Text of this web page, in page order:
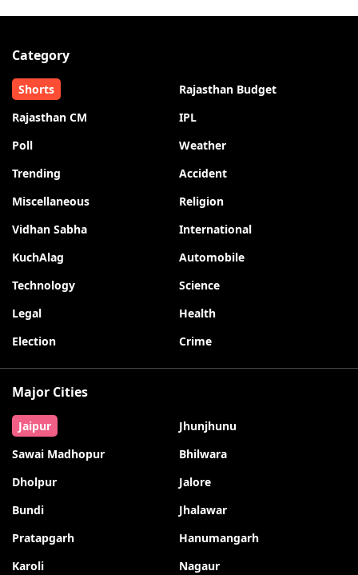
Category
Shorts
Rajasthan Budget
Rajasthan CM
IPL
Poll
Weather
Trending
Accident
Miscellaneous
Religion
Vidhan Sabha
International
KuchAlag
Automobile
Technology
Science
Legal
Health
Election
Crime
Major Cities
Jaipur
Jhunjhunu
Sawai Madhopur
Bhilwara
Dholpur
Jalore
Bundi
Jhalawar
Pratapgarh
Hanumangarh
Karoli
Nagaur